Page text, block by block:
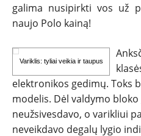
galima nusipirkti vos už
naujo Polo kainą!
Variklis: tyliai veikia ir taupus
elektronikos gedimų. Toks
modelis. Dėl valdymo
neužsivesdavo, o varikliui
neveikdavo degalų lygio